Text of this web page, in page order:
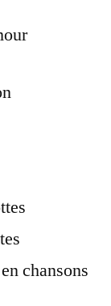
chansons